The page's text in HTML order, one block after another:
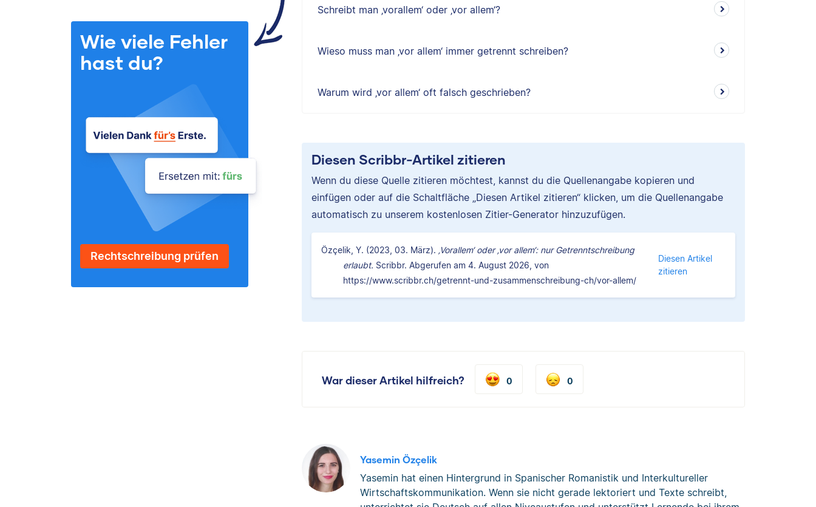
Wie viele Fehler
hast du?
Rechtschreibung prüfen
Schreibt man ‚vorallem‘ oder ‚vor allem‘?
Wieso muss man ‚vor allem‘ immer getrennt schreiben?
Warum wird ‚vor allem‘ oft falsch geschrieben?
Diesen Scribbr-Artikel zitieren
Wenn du diese Quelle zitieren möchtest, kannst du die Quellenangabe kopieren und
einfügen oder auf die Schaltfläche „Diesen Artikel zitieren“ klicken, um die Quellenangabe
automatisch zu unserem kostenlosen Zitier-Generator hinzuzufügen.
Özçelik, Y. (2023, 03. März). ‚Vorallem‘ oder ‚vor allem‘: nur Getrenntschreibung
erlaubt. Scribbr. Abgerufen am 4. August 2026, von
https://www.scribbr.ch/getrennt-und-zusammenschreibung-ch/vor-allem/
Diesen Artikel
zitieren
War dieser Artikel hilfreich? 0 0
Yasemin Özçelik
Yasemin hat einen Hintergrund in Spanischer Romanistik und Interkultureller
Wirtschaftskommunikation. Wenn sie nicht gerade lektoriert und Texte schreibt,